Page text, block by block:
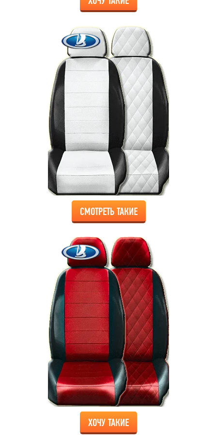
СМОТРЕТЬ ТАКИЕ
ХОЧУ ТАКИЕ